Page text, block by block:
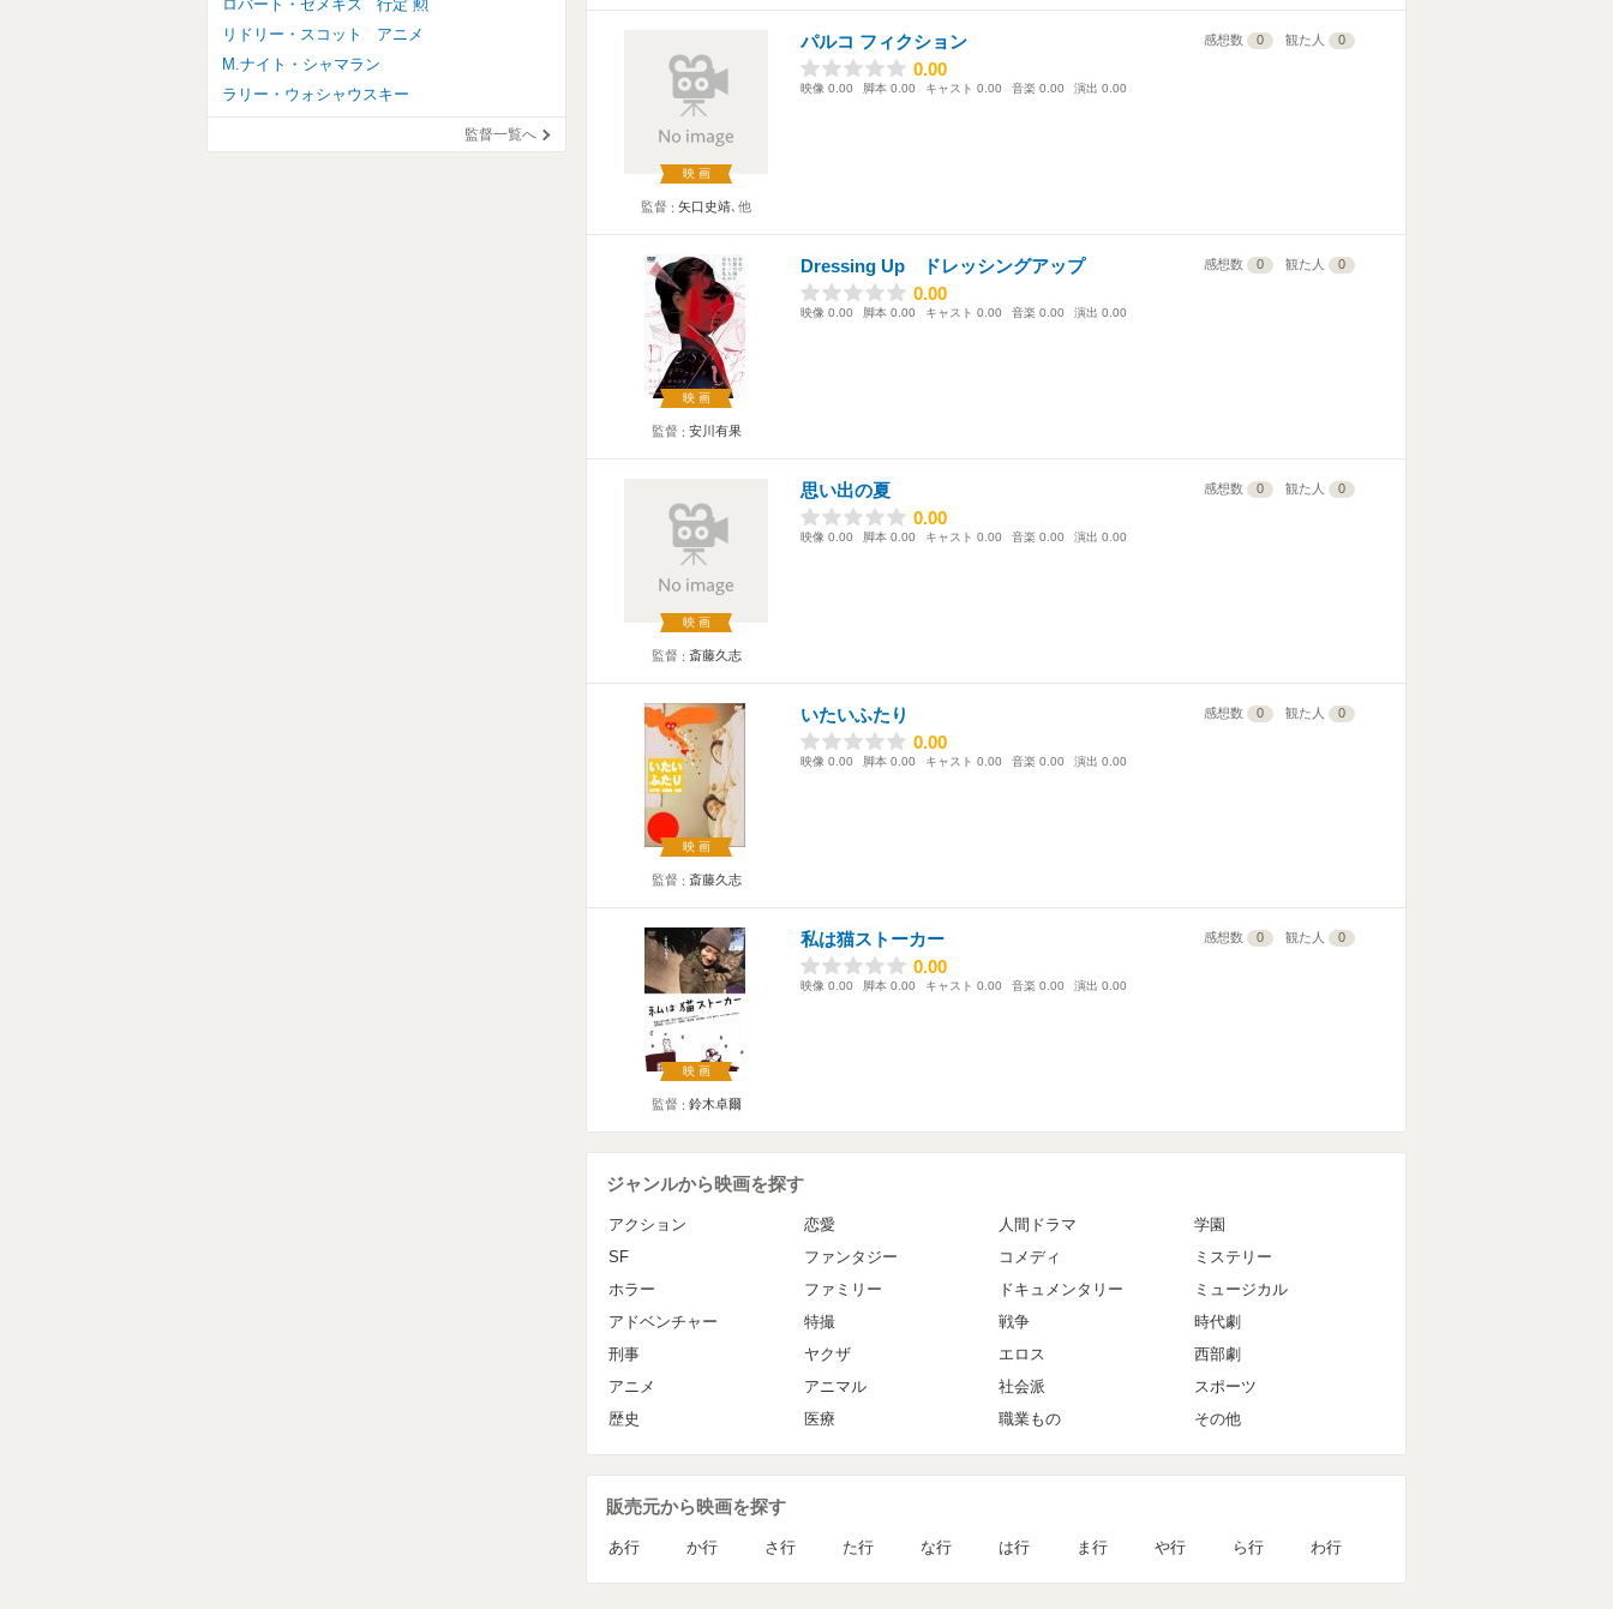
映画
監督 矢口史靖､他
パルコ フィクション 感想数 0 観た人 0
0.00
0.00
映像 0.00 脚本 0.00 キャスト 0.00 音楽 0.00 演出 0.00
映画
監督 安川有果
Dressing Up ドレッシングアップ 感想数 0 観た人 0
0.00
0.00
映像 0.00 脚本 0.00 キャスト 0.00 音楽 0.00 演出 0.00
映画
監督 斎藤久志
思い出の夏 感想数 0 観た人 0
0.00
0.00
映像 0.00 脚本 0.00 キャスト 0.00 音楽 0.00 演出 0.00
映画
監督 斎藤久志
いたいふたり 感想数 0 観た人 0
0.00
0.00
映像 0.00 脚本 0.00 キャスト 0.00 音楽 0.00 演出 0.00
映画
監督 鈴木卓爾
私は猫ストーカー 感想数 0 観た人 0
0.00
0.00
映像 0.00 脚本 0.00 キャスト 0.00 音楽 0.00 演出 0.00
ジャンルから映画を探す
アクション 恋愛 人間ドラマ
学園
SF
ファンタジー コメディ
ミステリー
ホラー
ファミリー ドキュメンタリー
ミュージカル
アドベンチャー
特撮 戦争
時代劇
刑事
ヤクザ エロス
西部劇
アニメ
アニマル 社会派
スポーツ
歴史
医療 職業もの その他
販売元から映画を探す
あ行 か行 さ行 た行 な行 は行 ま行 や行 ら行 わ行
ロバート・ゼメキス
行定 勲
リドリー・スコット
アニメ
M.ナイト・シャマラン
ラリー・ウォシャウスキー
監督一覧へ